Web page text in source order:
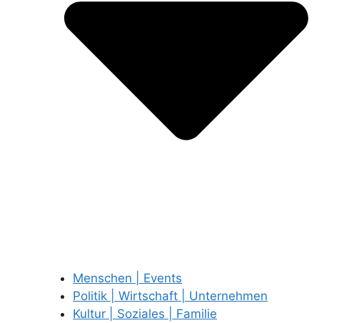
Menschen | Events
Politik | Wirtschaft | Unternehmen
Kultur | Soziales | Familie